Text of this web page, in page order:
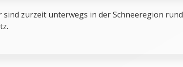
sind zurzeit unterwegs in der Schneeregion rund